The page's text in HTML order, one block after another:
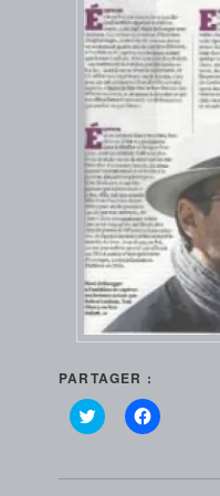
PARTAGER :
Cliquez
pour
dans
Cliquez
pour
dans